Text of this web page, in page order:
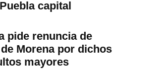
capital
pide renuncia de
Morena por dichos
mayores